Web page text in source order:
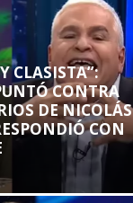
CLASISTA”:
CONTRA
DE NICOLÁS
CON